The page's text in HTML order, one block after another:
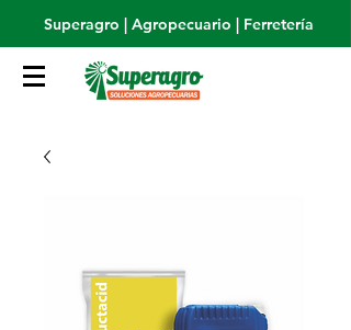
Superagro | Agropecuario | Ferretería